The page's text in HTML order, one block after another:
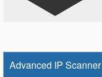
Advanced IP Scanner